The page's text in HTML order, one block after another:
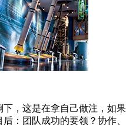
，这是在拿自己做注，
：团队成功的要领？协